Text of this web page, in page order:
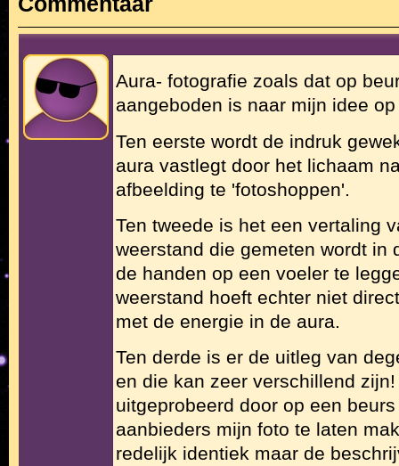
Aura- fotografie zoals dat op
aangeboden is naar mijn idee
Ten eerste wordt de indruk
aura vastlegt door het lichaam
afbeelding te 'fotoshoppen'.
Ten tweede is het een vertaling
weerstand die gemeten wordt in
de handen op een voeler te
weerstand hoeft echter niet
met de energie in de aura.
Ten derde is er de uitleg van
en die kan zeer verschillend
uitgeprobeerd door op een
aanbieders mijn foto te laten
redelijk identiek maar de